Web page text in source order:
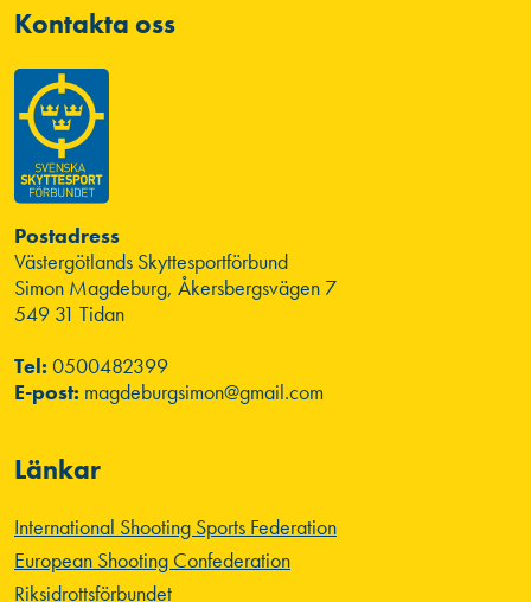
Kontakta oss
Postadress
Västergötlands Skyttesportförbund
Simon Magdeburg, Åkersbergsvägen 7
549 31 Tidan
Tel: 0500482399
E-post: magdeburgsimon@gmail.com
Länkar
International Shooting Sports Federation
European Shooting Confederation
Riksidrottsförbundet